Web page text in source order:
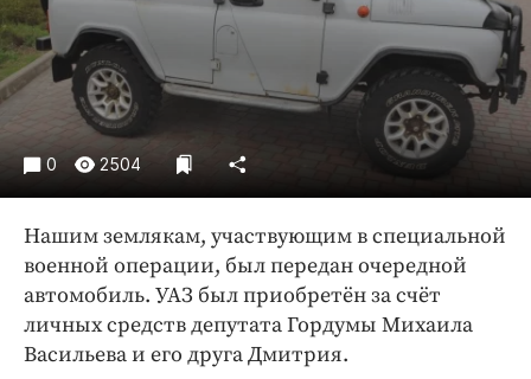
Недвижимость и ЖКХ
Образование
Общество
Погода
Праздники
Происшествия
Спорт
Экономика и бизнес
ПРОЕКТЫ
Блоги
0 2504
Нашим землякам, участвующим в специальной
военной операции, был передан очередной
автомобиль. УАЗ был приобретён за счёт
личных средств депутата Гордумы Михаила
Васильева и его друга Дмитрия.